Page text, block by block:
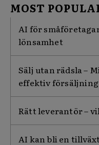
MOST
AI för
lönsamhet
Sälj utan rädsla –
effektiv försäljning
Rätt leverantör –
AI kan bli en